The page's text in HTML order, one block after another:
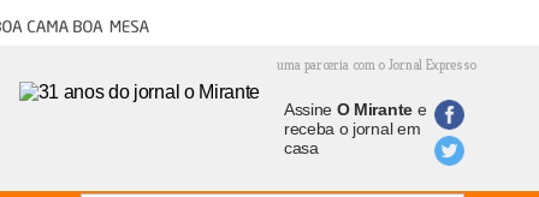
cama boa mesa
uma parceria com o Jornal Expresso
Assine O Mirantee
receba o jornal em
casa